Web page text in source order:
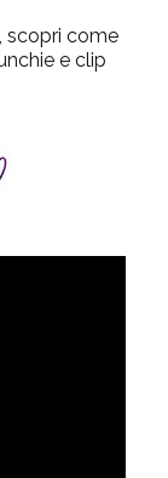
scopri come
e clip